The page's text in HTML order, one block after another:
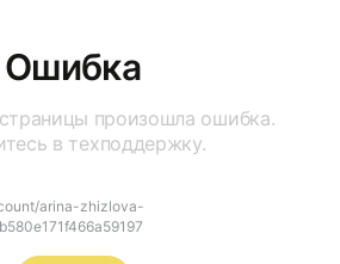
Ошибка
произошла ошибка.
в техподдержку.
arina-zhizlova-